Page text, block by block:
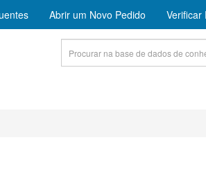
Abrir um Novo Pedido Verificar